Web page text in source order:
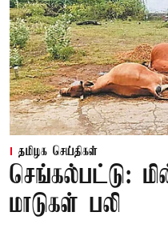
தமிழக செய்திகள்
செங்கல்பட்டு:
மாடுகள் பலி